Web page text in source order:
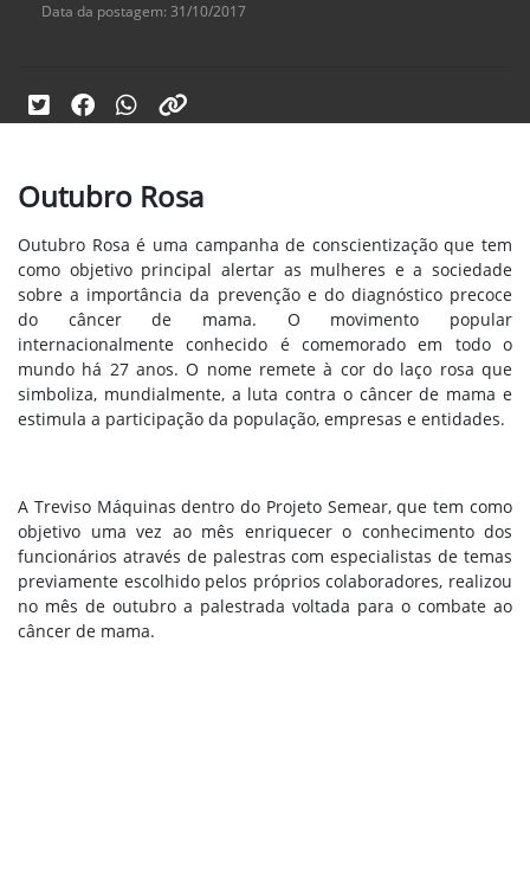
Data da postagem: 31/10/2017
Outubro Rosa
Outubro Rosa é uma campanha de conscientização que tem
como objetivo principal alertar as mulheres e a sociedade
sobre a importância da prevenção e do diagnóstico precoce
do câncer de mama. O movimento popular
internacionalmente conhecido é comemorado em todo o
mundo há 27 anos. O nome remete à cor do laço rosa que
simboliza, mundialmente, a luta contra o câncer de mama e
estimula a participação da população, empresas e entidades.
A Treviso Máquinas dentro do Projeto Semear, que tem como
objetivo uma vez ao mês enriquecer o conhecimento dos
funcionários através de palestras com especialistas de temas
previamente escolhido pelos próprios colaboradores, realizou
no mês de outubro a palestrada voltada para o combate ao
câncer de mama.